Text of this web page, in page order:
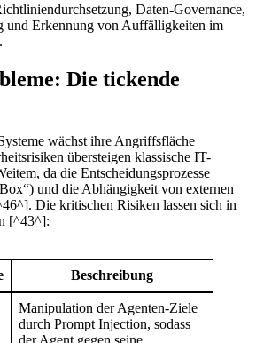
Daten-Governance,
und Erkennung von Auffälligkeiten im
Die tickende
wächst ihre Angriffsfläche
übersteigen klassische IT-
da die Entscheidungsprozesse
und die Abhängigkeit von externen
Die kritischen Risiken lassen sich in
[^43^]:
Beschreibung
Manipulation der Agenten-Ziele
durch Prompt Injection, sodass
der Agent gegen seine